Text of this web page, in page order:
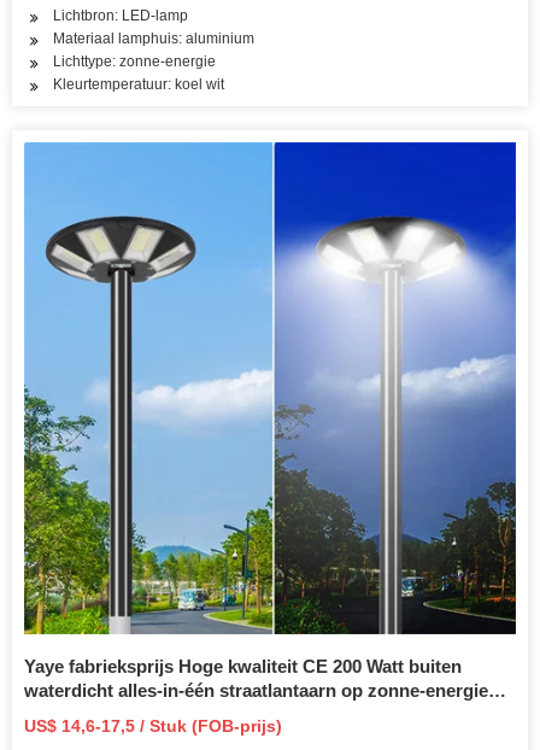
Lichtbron: LED-lamp
Materiaal lamphuis: aluminium
Lichttype: zonne-energie
Kleurtemperatuur: koel wit
Yaye fabrieksprijs Hoge kwaliteit CE 200 Watt buiten
waterdicht alles-in-één straatlantaarn op zonne-energie
met bewegingssensor / afstandsbediening / 1000 stuks
voorraad / 2 jaar garantie
US$ 14,6-17,5 / Stuk (FOB-prijs)